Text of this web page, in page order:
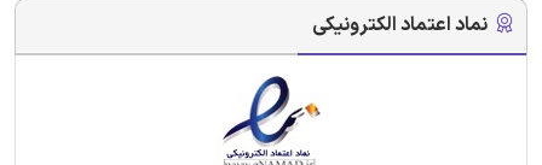
نماد اعتماد الکترونیکی